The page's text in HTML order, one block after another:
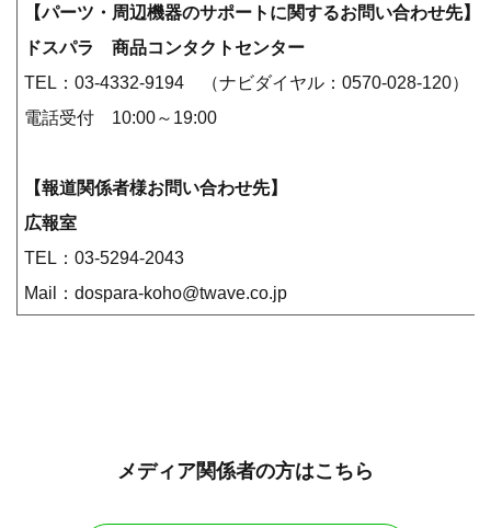
【パーツ・周辺機器のサポートに関するお問い合わせ先】
ドスパラ 商品コンタクトセンター
TEL：03-4332-9194 （ナビダイヤル：0570-028-120）
電話受付 10:00～19:00
【報道関係者様お問い合わせ先】
広報室
TEL：03-5294-2043
Mail：dospara-koho@twave.co.jp
メディア関係者の方はこちら